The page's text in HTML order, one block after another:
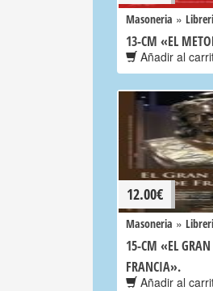
Masoneria »
13-CM «EL
Añadir al
12.00€
Masoneria »
15-CM «EL
FRANCIA».
Añadir al